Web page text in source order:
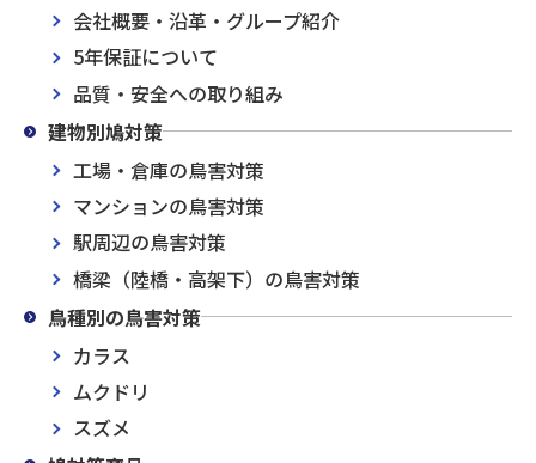
会社概要・沿革・グループ紹介
5年保証について
品質・安全への取り組み
建物別鳩対策
工場・倉庫の鳥害対策
マンションの鳥害対策
駅周辺の鳥害対策
橋梁（陸橋・高架下）の鳥害対策
鳥種別の鳥害対策
カラス
ムクドリ
スズメ